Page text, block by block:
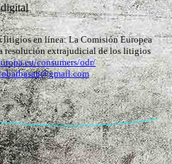
litigios en línea: La Comisión Europea
resolución extrajudicial de los litigios
consumers/odr/